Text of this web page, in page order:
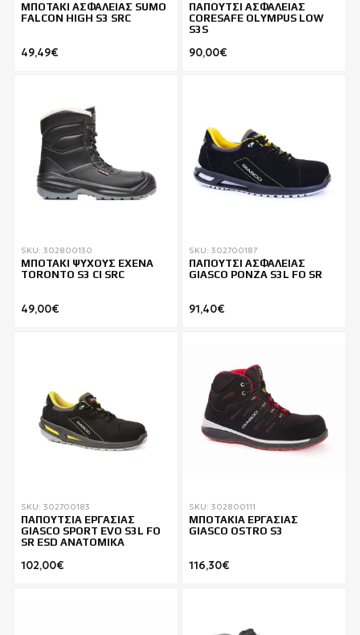
ΜΠΟΤΑΚΙ ΑΣΦΑΛΕΙΑΣ SUMO
FALCON HIGH S3 SRC
49,49€
ΠΑΠΟΥΤΣΙ ΑΣΦΑΛΕΙΑΣ
CORESAFE OLYMPUS LOW
S3S
90,00€
SKU: 302800130
ΜΠΟΤΑΚΙ ΨΥΧΟΥΣ EXENA
TORONTO S3 CI SRC
49,00€
SKU: 302700187
ΠΑΠΟΥΤΣΙ ΑΣΦΑΛΕΙΑΣ
GIASCO PONZA S3L FO SR
91,40€
SKU: 302700183
ΠΑΠΟΥΤΣΙΑ ΕΡΓΑΣΙΑΣ
GIASCO SPORT EVO S3L FO
SR ESD ΑΝΑΤΟΜΙΚΑ
102,00€
SKU: 302800111
ΜΠΟΤΑΚΙΑ ΕΡΓΑΣΙΑΣ
GIASCO OSTRO S3
116,30€